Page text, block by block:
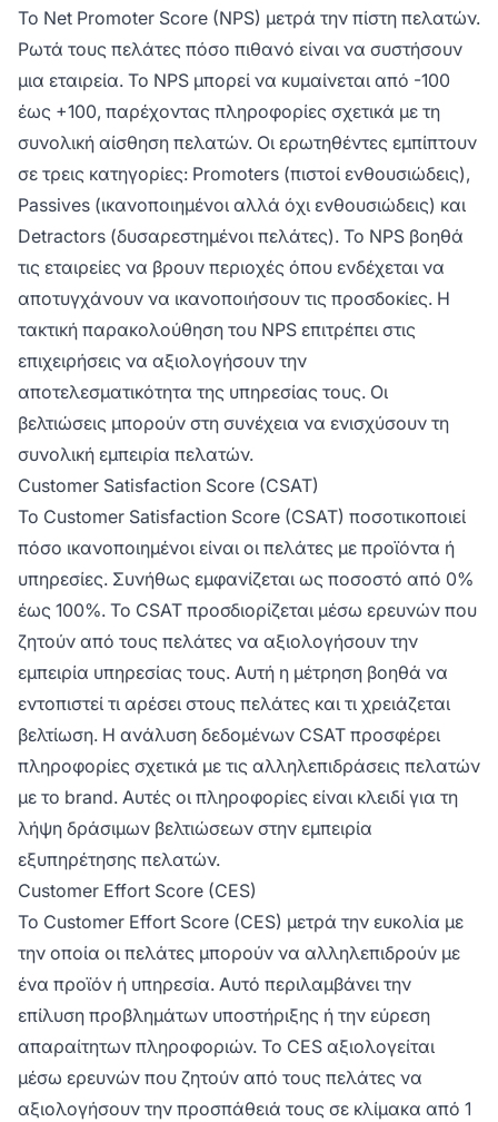
Το Net Promoter Score (NPS) μετρά την πίστη πελατών.
Ρωτά τους πελάτες πόσο πιθανό είναι να συστήσουν
μια εταιρεία. Το NPS μπορεί να κυμαίνεται από -100
έως +100, παρέχοντας πληροφορίες σχετικά με τη
συνολική αίσθηση πελατών. Οι ερωτηθέντες εμπίπτουν
σε τρεις κατηγορίες: Promoters (πιστοί ενθουσιώδεις),
Passives (ικανοποιημένοι αλλά όχι ενθουσιώδεις) και
Detractors (δυσαρεστημένοι πελάτες). Το NPS βοηθά
τις εταιρείες να βρουν περιοχές όπου ενδέχεται να
αποτυγχάνουν να ικανοποιήσουν τις προσδοκίες. Η
τακτική παρακολούθηση του NPS επιτρέπει στις
επιχειρήσεις να αξιολογήσουν την
αποτελεσματικότητα της υπηρεσίας τους. Οι
βελτιώσεις μπορούν στη συνέχεια να ενισχύσουν τη
συνολική εμπειρία πελατών.
Customer Satisfaction Score (CSAT)
Το Customer Satisfaction Score (CSAT) ποσοτικοποιεί
πόσο ικανοποιημένοι είναι οι πελάτες με προϊόντα ή
υπηρεσίες. Συνήθως εμφανίζεται ως ποσοστό από 0%
έως 100%. Το CSAT προσδιορίζεται μέσω ερευνών που
ζητούν από τους πελάτες να αξιολογήσουν την
εμπειρία υπηρεσίας τους. Αυτή η μέτρηση βοηθά να
εντοπιστεί τι αρέσει στους πελάτες και τι χρειάζεται
βελτίωση. Η ανάλυση δεδομένων CSAT προσφέρει
πληροφορίες σχετικά με τις αλληλεπιδράσεις πελατών
με το brand. Αυτές οι πληροφορίες είναι κλειδί για τη
λήψη δράσιμων βελτιώσεων στην εμπειρία
εξυπηρέτησης πελατών.
Customer Effort Score (CES)
Το Customer Effort Score (CES) μετρά την ευκολία με
την οποία οι πελάτες μπορούν να αλληλεπιδρούν με
ένα προϊόν ή υπηρεσία. Αυτό περιλαμβάνει την
επίλυση προβλημάτων υποστήριξης ή την εύρεση
απαραίτητων πληροφοριών. Το CES αξιολογείται
μέσω ερευνών που ζητούν από τους πελάτες να
αξιολογήσουν την προσπάθειά τους σε κλίμακα από 1